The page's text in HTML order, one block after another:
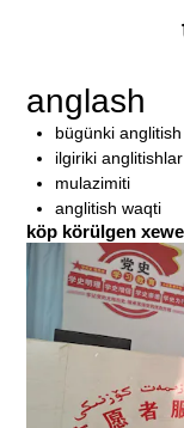
anglash
bügünki anglitish
ilgiriki anglitishlar
mulazimiti
anglitish waqti
köp körülgen